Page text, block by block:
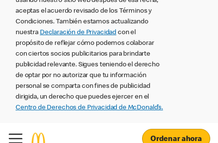
aceptas el acuerdo revisado de los Términos y
Condiciones. También estamos actualizando
nuestra Declaración de Privacidad con el
propósito de reflejar cómo podemos colaborar
con ciertos socios publicitarios para brindarte
publicidad relevante. Sigues teniendo el derecho
de optar por no autorizar que tu información
personal se comparta con fines de publicidad
dirigida, un derecho que puedes ejercer en el
Centro de Derechos de Privacidad de McDonald’s.
Ordenar ahora